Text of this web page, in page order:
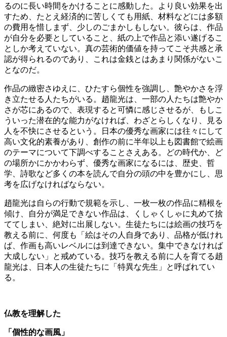
るのに長い時間をかけることに感動した。より良い効果を出
すため、たとえ経済的に苦しくても用紙、材料などには多額
の費用を惜しまず、少しのごまかしもしない。彼らは、作品
が自分を必要としていること、紙の上で作品と添い遂げるこ
としか考えていない。真の芸術的価値を持ってこそ共感と承
認が得られるのであり、これは金銭とはあまり関係がないこ
となのだ。
作品の緻密さゆえに、ひたすら個性を強調し、艶やかさを浮
き立たせる人たちがいる。趙龍光は、一部の人たちは艶やか
さが芯にあるので、表現すると可憐に感じさせるが、もしこ
ういった潜在的な能力がなければ、わざとらしくなり、見る
人を不快にさせるという。日本の優秀な画家には往々にして
高い文化的素養があり、創作の前に半年以上も図書館で絵画
のテーマについて下調べすることさえある。どの時代か、ど
の場所かにかかわらず、優秀な画家になるには、歴史、哲
学、詩歌など多くの本を読んで自分の頭の中を豊かにし、思
考を広げなければならない。
趙龍光は自らの行動で規範を示し、一枚一枚の作品に精根を
傾け、自分が満足できない作品は、くしゃくしゃに丸めて捨
ててしまい、絶対に出展しない。生徒たちには絵画の技巧を
教える前に、何度も「絵はその人自身であり、品格が低けれ
ば、作画も高いレベルには到達できない。集中できなければ
大成しない」と戒めている。技巧を教える前に人を育てる趙
龍光は、日本人の生徒たちに「特異な先生」と呼ばれてい
る。
仏教を理解した
「個性的な画風」